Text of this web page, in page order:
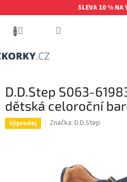
na
SLEVA 10 % NA
D.D.Step S063-
dětská celoroční
Výprodej Značka: D.D.Step